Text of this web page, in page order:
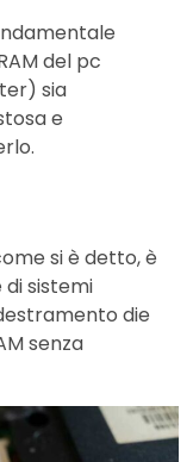
del pc
sia
e
si è detto, è
di sistemi
die
senza